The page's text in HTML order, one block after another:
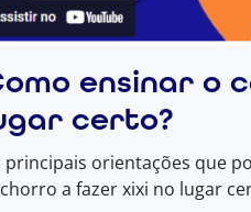
ensinar o
certo?
principais orientações que
a fazer xixi no lugar